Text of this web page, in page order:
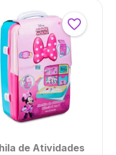
de Atividades